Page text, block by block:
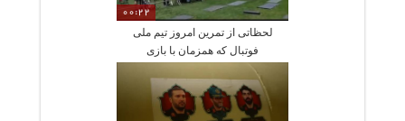
00:22
لحظاتی از تمرین امروز تیم ملی
فوتبال که همزمان با بازی
شد